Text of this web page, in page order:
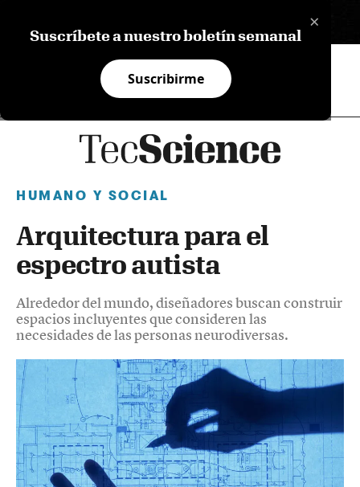
×
Suscríbete a nuestro boletín semanal
Suscribirme
HUMANO Y SOCIAL
Arquitectura para el
espectro autista
Alrededor del mundo, diseñadores buscan construir
espacios incluyentes que consideren las
necesidades de las personas neurodiversas.